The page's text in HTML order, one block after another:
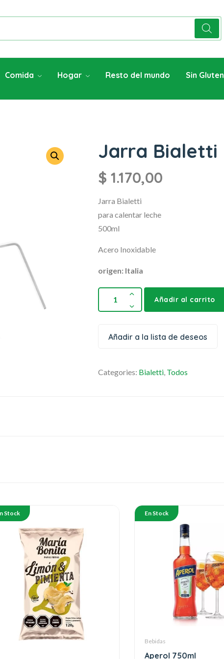
Comida Hogar Resto del mundo Sin Gluten
Jarra Bialetti
$ 1.170,00
Jarra Bialetti
para calentar leche
500ml
Acero Inoxidable
origen: Italia
Añadir al carrito
Añadir a la lista de deseos
Categories: Bialetti Todos
Stock En Stock
Bebidas
Aperol 750ml